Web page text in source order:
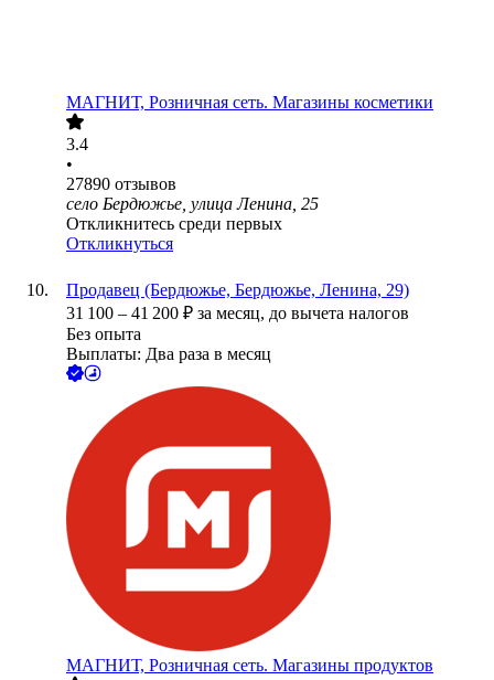
МАГНИТ, Розничная сеть. Магазины косметики
3.4
•
27890 отзывов
село Бердюжье, улица Ленина, 25
Откликнитесь среди первых
Откликнуться
Продавец (Бердюжье, Бердюжье, Ленина, 29)
31 100 – 41 200 ₽ за месяц, до вычета налогов
Без опыта
Выплаты: Два раза в месяц
МАГНИТ, Розничная сеть. Магазины продуктов